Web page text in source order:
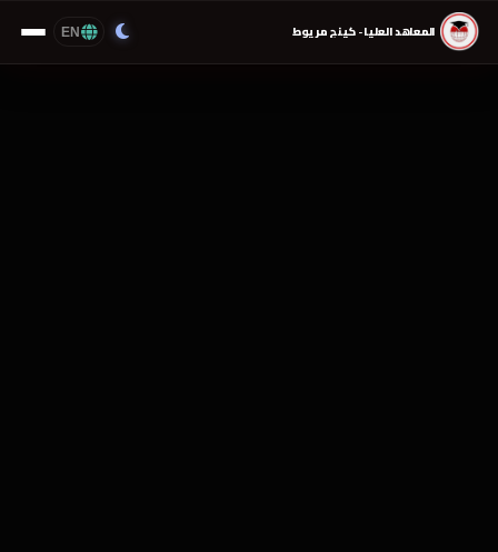
المعاهد العليا - كينج مريوط EN